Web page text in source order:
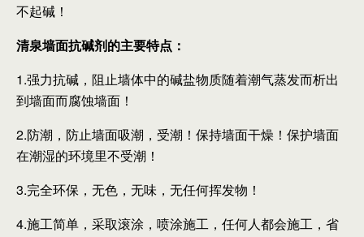
不起碱！
清泉墙面抗碱剂的主要特点：
1.强力抗碱，阻止墙体中的碱盐物质随着潮气蒸发而析出
到墙面而腐蚀墙面！
2.防潮，防止墙面吸潮，受潮！保持墙面干燥！保护墙面
在潮湿的环境里不受潮！
3.完全环保，无色，无味，无任何挥发物！
4.施工简单，采取滚涂，喷涂施工，任何人都会施工，省